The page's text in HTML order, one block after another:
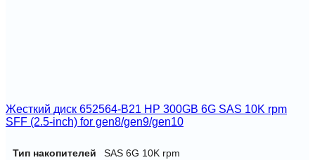
Жесткий диск 652564-B21 HP 300GB 6G SAS 10K rpm
SFF (2.5-inch) for gen8/gen9/gen10
Тип накопителей SAS 6G 10K rpm